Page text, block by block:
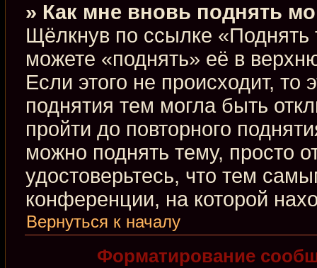
» Как мне вновь поднять
Щёлкнув по ссылке
можете «поднять» её в
Если этого не происходит, то
поднятия тем могла быть
пройти до повторного
можно поднять тему, просто
удостоверьтесь, что тем
конференции, на которой
Вернуться к началу
Форматирование